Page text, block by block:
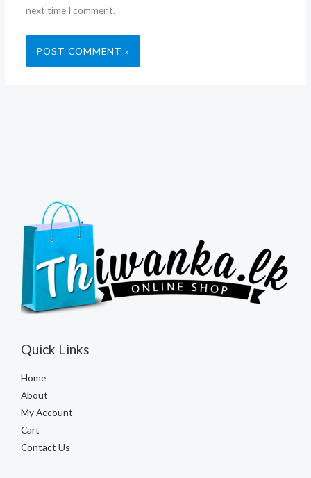
next time I comment.
Quick Links
Home
About
My Account
Cart
Contact Us